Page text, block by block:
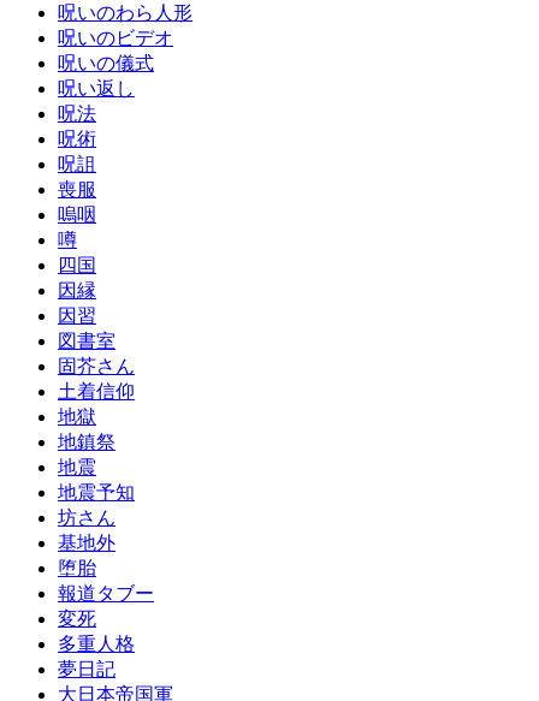
呪いのわら人形
呪いのビデオ
呪いの儀式
呪い返し
呪法
呪術
呪詛
喪服
嗚咽
噂
四国
因縁
因習
図書室
固芥さん
土着信仰
地獄
地鎮祭
地震
地震予知
坊さん
基地外
堕胎
報道タブー
変死
多重人格
夢日記
大日本帝国軍